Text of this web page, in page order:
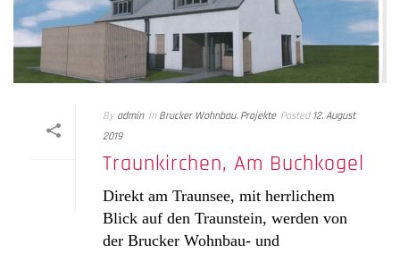
By admin In Brucker Wohnbau, Projekte Posted 12. August
2019
Traunkirchen, Am Buchkogel
Direkt am Traunsee, mit herrlichem
Blick auf den Traunstein, werden von
der Brucker Wohnbau- und